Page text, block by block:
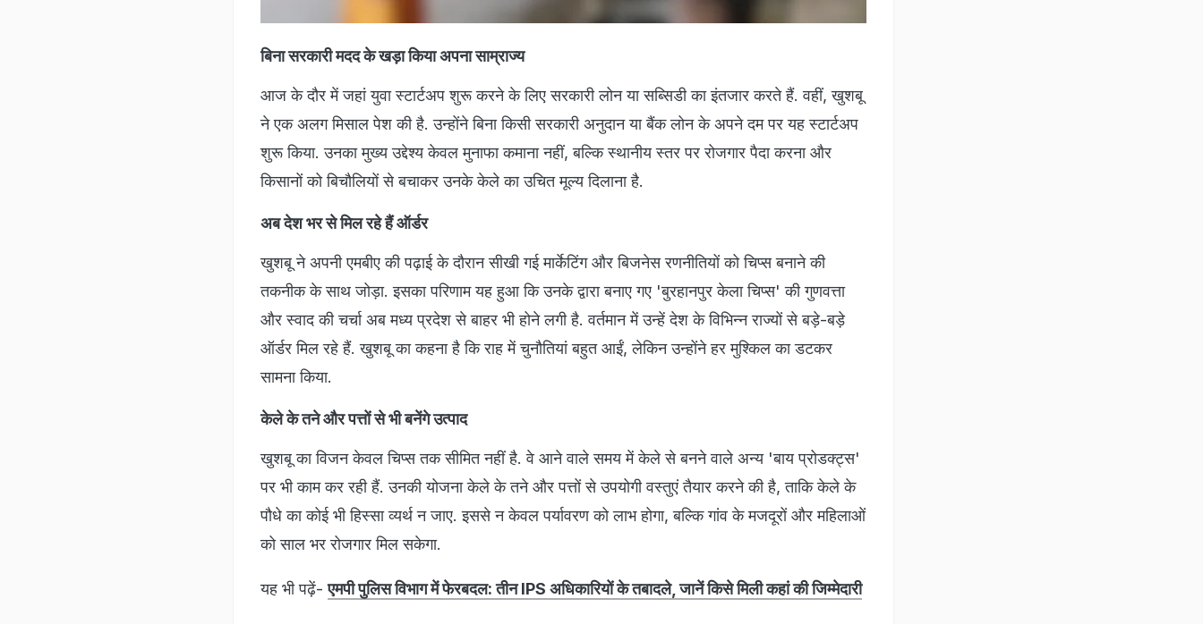
बिना सरकारी मदद के खड़ा किया अपना साम्राज्य
आज के दौर में जहां युवा स्टार्टअप शुरू करने के लिए सरकारी लोन या सब्सिडी का इंतजार करते हैं. वहीं, खुशबू
ने एक अलग मिसाल पेश की है. उन्होंने बिना किसी सरकारी अनुदान या बैंक लोन के अपने दम पर यह स्टार्टअप
शुरू किया. उनका मुख्य उद्देश्य केवल मुनाफा कमाना नहीं, बल्कि स्थानीय स्तर पर रोजगार पैदा करना और
किसानों को बिचौलियों से बचाकर उनके केले का उचित मूल्य दिलाना है.
अब देश भर से मिल रहे हैं ऑर्डर
खुशबू ने अपनी एमबीए की पढ़ाई के दौरान सीखी गई मार्केटिंग और बिजनेस रणनीतियों को चिप्स बनाने की
तकनीक के साथ जोड़ा. इसका परिणाम यह हुआ कि उनके द्वारा बनाए गए 'बुरहानपुर केला चिप्स' की गुणवत्ता
और स्वाद की चर्चा अब मध्य प्रदेश से बाहर भी होने लगी है. वर्तमान में उन्हें देश के विभिन्न राज्यों से बड़े-बड़े
ऑर्डर मिल रहे हैं. खुशबू का कहना है कि राह में चुनौतियां बहुत आईं, लेकिन उन्होंने हर मुश्किल का डटकर
सामना किया.
केले के तने और पत्तों से भी बनेंगे उत्पाद
खुशबू का विजन केवल चिप्स तक सीमित नहीं है. वे आने वाले समय में केले से बनने वाले अन्य 'बाय प्रोडक्ट्स'
पर भी काम कर रही हैं. उनकी योजना केले के तने और पत्तों से उपयोगी वस्तुएं तैयार करने की है, ताकि केले के
पौधे का कोई भी हिस्सा व्यर्थ न जाए. इससे न केवल पर्यावरण को लाभ होगा, बल्कि गांव के मजदूरों और महिलाओं
को साल भर रोजगार मिल सकेगा.
यह भी पढ़ें-एमपी पुलिस विभाग में फेरबदल: तीन IPS अधिकारियों के तबादले, जानें किसे मिली कहां की जिम्मेदारी